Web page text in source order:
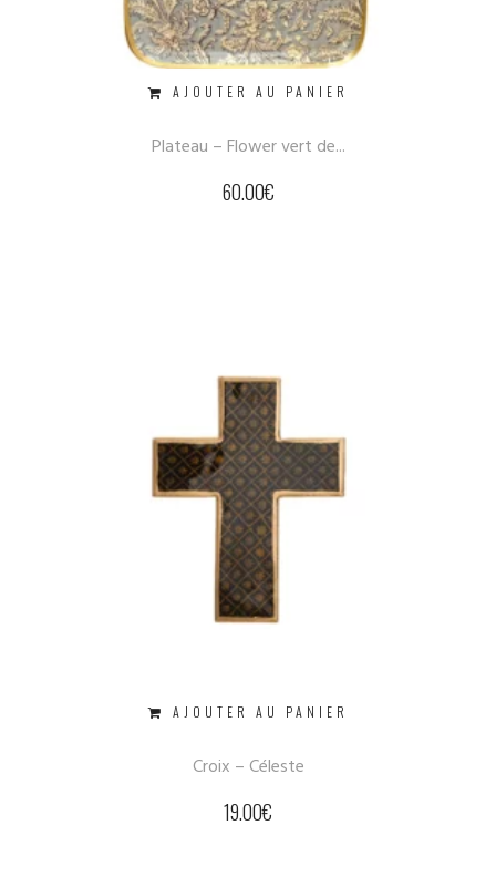
AJOUTER AU PANIER
Plateau – Flower vert de...
60.00€
AJOUTER AU PANIER
Croix – Céleste
19.00€